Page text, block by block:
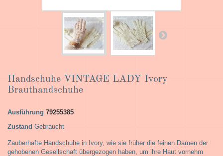
Handschuhe VINTAGE LADY Ivory
Brauthandschuhe
Ausführung 79255385
Zustand Gebraucht
Zauberhafte Handschuhe in Ivory, wie sie früher die feinen Damen der
gehobenen Gesellschaft übergezogen haben, um ihre Haut vornehm